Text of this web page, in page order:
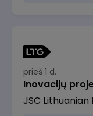
prieš 1 d.
Inovacijų
JSC Lithuanian